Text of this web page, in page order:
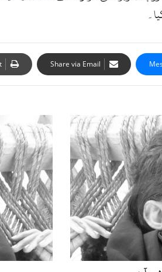
Share via Email
م
ن
گ
ل
و
ر
،
ن
ا
م
ع
ل